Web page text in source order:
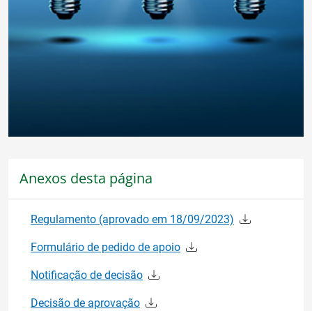
Anexos desta página
Regulamento (aprovado em 18/09/2023)
Formulário de pedido de apoio
Notificação de decisão
Decisão de aprovação